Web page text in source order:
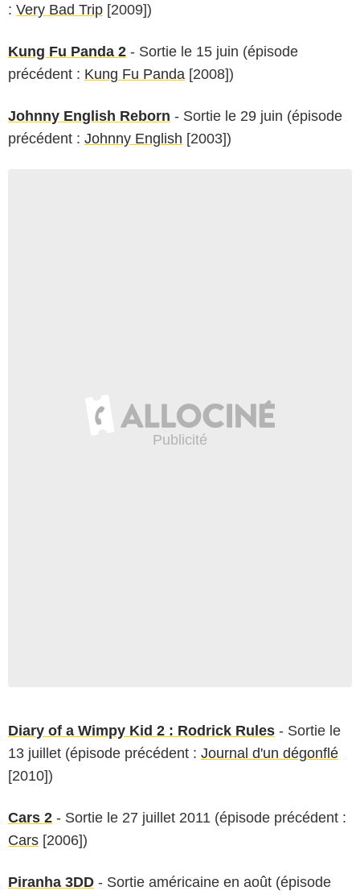
: Very Bad Trip [2009])
Kung Fu Panda 2 - Sortie le 15 juin (épisode
précédent : Kung Fu Panda [2008])
Johnny English Reborn - Sortie le 29 juin (épisode
précédent : Johnny English [2003])
Diary of a Wimpy Kid 2 : Rodrick Rules - Sortie le
13 juillet (épisode précédent : Journal d'un dégonflé
[2010])
Cars 2 - Sortie le 27 juillet 2011 (épisode précédent :
Cars [2006])
Piranha 3DD - Sortie américaine en août (épisode